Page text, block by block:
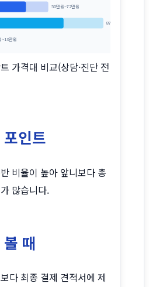
50만원~72만원
87만원~126만원
~13만원
가격대 비교(상담·진단 전
인트
비율이 높아 앞니보다 총
많습니다.
때
다 최종 결제 견적서에 제